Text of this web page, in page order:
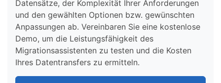
Datensätze, der Komplexität Ihrer Anforderungen
und den gewählten Optionen bzw. gewünschten
Anpassungen ab. Vereinbaren Sie eine kostenlose
Demo, um die Leistungsfähigkeit des
Migrationsassistenten zu testen und die Kosten
Ihres Datentransfers zu ermitteln.